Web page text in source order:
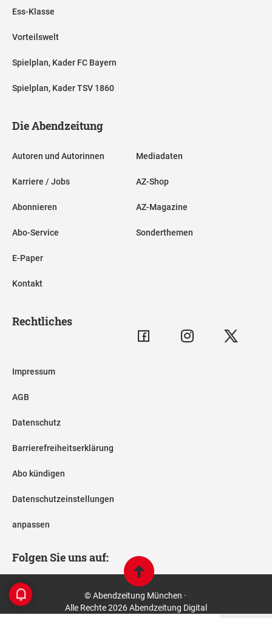
Ess-Klasse
Vorteilswelt
Spielplan, Kader FC Bayern
Spielplan, Kader TSV 1860
Die Abendzeitung
Autoren und Autorinnen
Karriere / Jobs
Abonnieren
Abo-Service
E-Paper
Kontakt
Mediadaten
AZ-Shop
AZ-Magazine
Sonderthemen
Rechtliches
Impressum
AGB
Datenschutz
Barrierefreiheitserklärung
Abo kündigen
Datenschutzeinstellungen
anpassen
Folgen Sie uns auf:
© Abendzeitung München ·
Alle Rechte 2026 Abendzeitung Digital